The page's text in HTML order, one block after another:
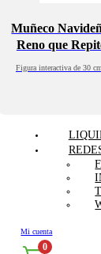
Muñeco
Reno que
Figura interactiva de 30
Mi cuenta
0